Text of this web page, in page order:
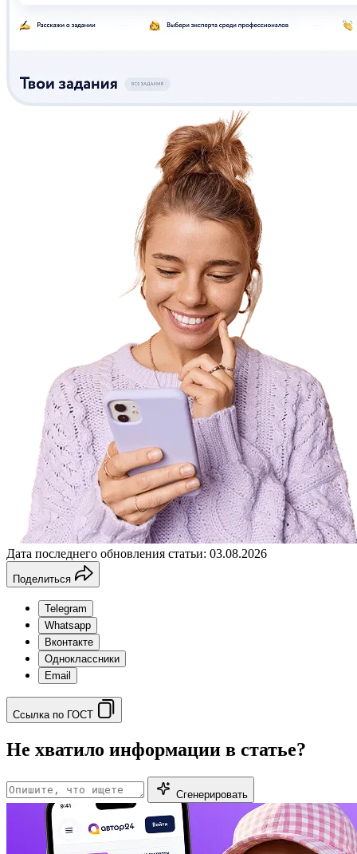
Дата последнего обновления статьи: 03.08.2026
Поделиться
Telegram
Whatsapp
Вконтакте
Одноклассники
Email
Ссылка по ГОСТ
Не хватило информации в статье?
Сгенерировать